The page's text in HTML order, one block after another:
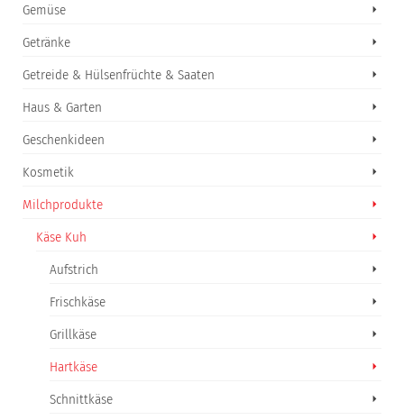
Gemüse
Getränke
Getreide & Hülsenfrüchte & Saaten
Haus & Garten
Geschenkideen
Kosmetik
Milchprodukte
Käse Kuh
Aufstrich
Frischkäse
Grillkäse
Hartkäse
Schnittkäse